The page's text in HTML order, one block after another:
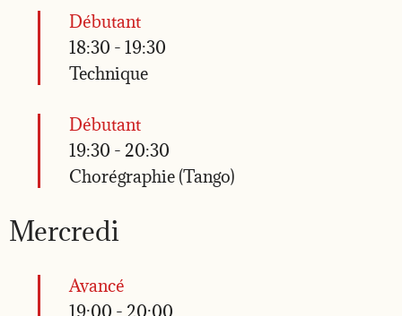
Débutant
18:30 - 19:30
Technique
Débutant
19:30 - 20:30
Chorégraphie (Tango)
Mercredi
Avancé
19:00 - 20:00